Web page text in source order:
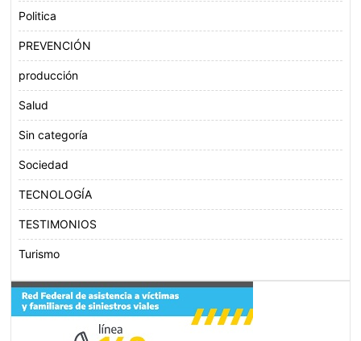
Politica
PREVENCIÓN
producción
Salud
Sin categoría
Sociedad
TECNOLOGÍA
TESTIMONIOS
Turismo